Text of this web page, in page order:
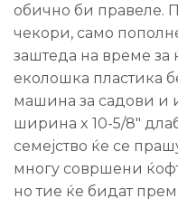
обично би правеле.
чекори, само
заштеда на време
еколошка пластика
машина за садови и
ширина x 10-5/8″
семејство ќе се
многу совршени
но тие ќе бидат